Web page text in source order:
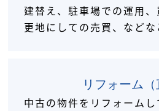
建替え、 駐車場での運用、
更地にしての売買、などな
リフォーム
中古の物件をリフォーム